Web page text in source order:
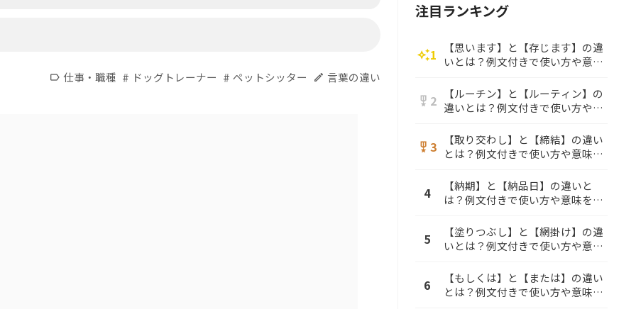
label 仕事・職種 # ドッグトレーナー # ペットシッター edit 言葉の違い
注目ランキング
auto_awesome1
【思います】と【存じます】の違
いとは？例文付きで使い方や意味
military_tech 2
【ルーチン】と【ルーティン】の
違いとは？例文付きで使い方や意
military_tech 3
【取り交わし】と【締結】の違い
とは？例文付きで使い方や意味を
4
【納期】と【納品日】の違いと
は？例文付きで使い方や意味をわ
5
【塗りつぶし】と【網掛け】の違
いとは？例文付きで使い方や意味
6
【もしくは】と【または】の違い
とは？例文付きで使い方や意味を